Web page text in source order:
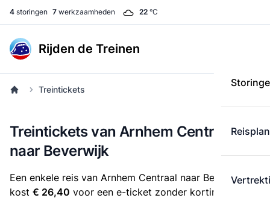
4 storingen 7 werkzaamheden 22 °C
Rijden de Treinen
Treintickets
Treintickets van Arnhem Centraal
naar Beverwijk
Een enkele reis van Arnhem Centraal naar Beverwijk
kost € 26,40 voor een e-ticket zonder korting.